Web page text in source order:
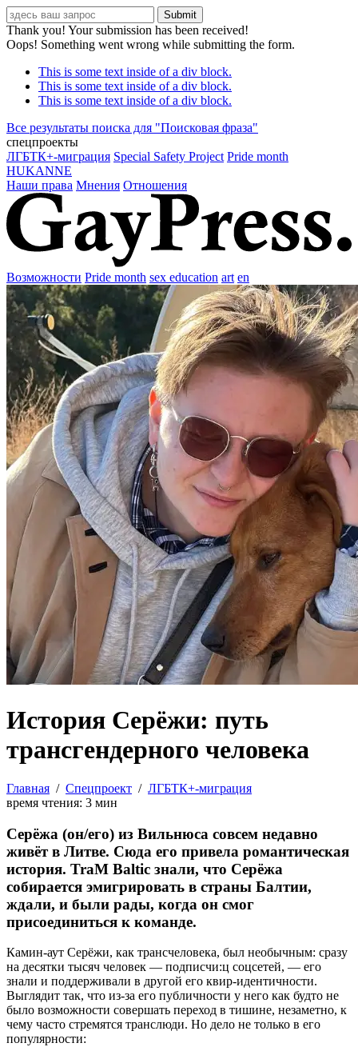
Thank you! Your submission has been received!
Oops! Something went wrong while submitting the form.
This is some text inside of a div block.
This is some text inside of a div block.
This is some text inside of a div block.
Все результаты поиска для "Поисковая фраза"
спецпроекты
ЛГБТК+-миграция Special Safety Project Pride month
HUKANNE
Наши права Мнения Отношения
Возможности Pride month sex education art en
История Серёжи: путь
трансгендерного человека
Главная / Спецпроект / ЛГБТК+-миграция
время чтения: 3 мин
Серёжа (он/его) из Вильнюса совсем недавно
живёт в Литве. Сюда его привела романтическая
история. TraM Baltic знали, что Серёжа
собирается эмигрировать в страны Балтии,
ждали, и были рады, когда он смог
присоединиться к команде.
Камин-аут Серёжи, как трансчеловека, был необычным: сразу
на десятки тысяч человек — подписчи:ц соцсетей, — его
знали и поддерживали в другой его квир-идентичности.
Выглядит так, что из-за его публичности у него как будто не
было возможности совершать переход в тишине, незаметно, к
чему часто стремятся транслюди. Но дело не только в его
популярности: